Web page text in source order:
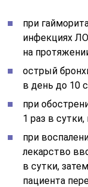
при
инфекциях
на
острый
в день до 10
при
1 раз в
при
лекарство
в сутки,
пациента